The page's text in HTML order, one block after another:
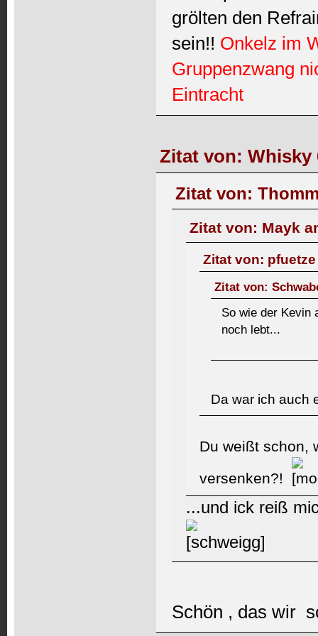
grölten den
sein!! Onkelz im
Gruppenzwang
Eintracht
Zitat von: Whisky
Zitat von:
Zitat von: Mayk
Zitat von: pfuetze
Zitat von:
So wie der Kevin
noch lebt...
Da war ich auch
Du weißt schon,
versenken?!
...und ick reiß
Schön , das wir